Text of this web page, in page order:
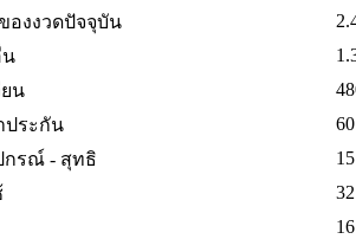
องงวดปัจจุบัน
น
น
ประกัน
กรณ์ - สุทธิ